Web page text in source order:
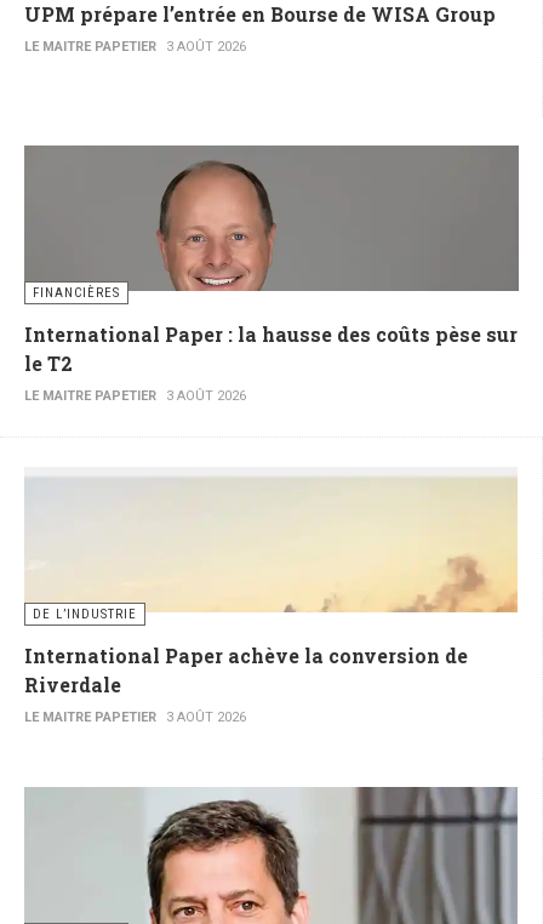
UPM prépare l’entrée en Bourse de WISA Group
LE MAITRE PAPETIER 3 AOÛT 2026
FINANCIÈRES
International Paper : la hausse des coûts pèse sur
le T2
LE MAITRE PAPETIER 3 AOÛT 2026
DE L’INDUSTRIE
International Paper achève la conversion de
Riverdale
LE MAITRE PAPETIER 3 AOÛT 2026